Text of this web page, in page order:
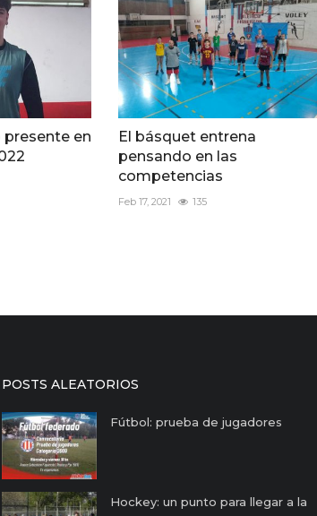
en
El básquet entrena
pensando en las
competencias
Feb 17, 2021 135
POSTS ALEATORIOS
Fútbol: prueba de jugadores
Hockey: un punto para llegar a la